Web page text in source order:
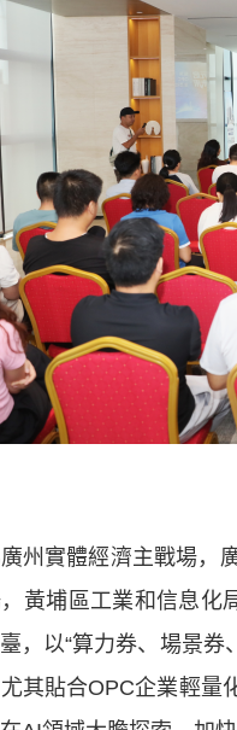
實體經濟主戰場，廣
黃埔區工業和信息化
，以“算力券、場景券
其貼合OPC企業輕量